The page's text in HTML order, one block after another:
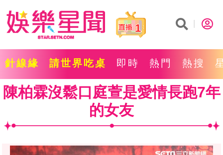
1
針線緣 請世界吃桌 即時 熱門 熱搜
陳柏霖沒鬆口庭萱是愛情長跑7年
的女友